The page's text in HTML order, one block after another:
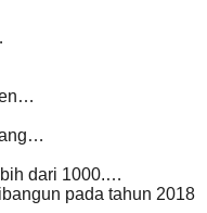
dari 1000.…
pada tahun 2018